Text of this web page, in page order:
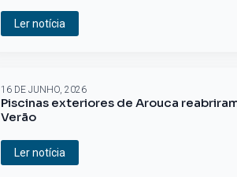
Ler notícia
Piscinas exteriores de Arouca
Verão
16 DE JUNHO, 2026
Ler notícia